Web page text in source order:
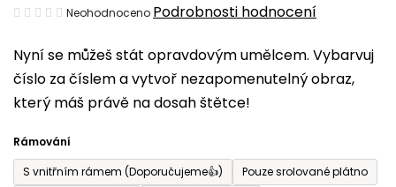
Nyní se můžeš stát opravdovým umělcem. Vybarvuj
číslo za číslem a vytvoř nezapomenutelný obraz,
který máš právě na dosah štětce!
Rámování
S vnitřním rámem (Doporučujeme👍)
Pouze srolované plátno
Průměrné
produktu
je
0,0
5
hvězdiček.
Neohodnoceno Podrobnosti hodnocení